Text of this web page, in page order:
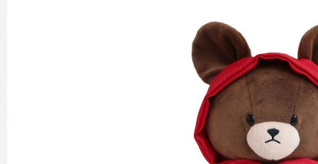
グッズインフォメーション
ミュージカル・コンサート